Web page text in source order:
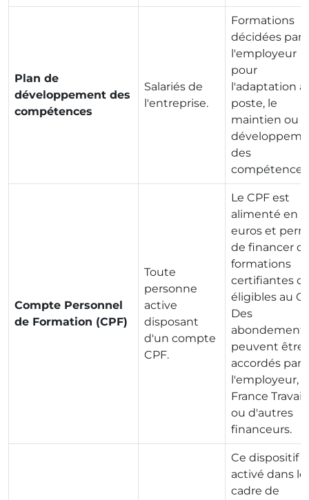
Plan de
développement des
compétences
Salariés de
l'entreprise.
Formations
décidées par
l'employeur
pour
l'adaptation
poste, le
maintien ou
des
Compte Personnel
de Formation (CPF)
Toute
personne
active
disposant
d'un compte
CPF.
Le CPF est
alimenté en
euros et
de financer
formations
certifiantes
éligibles au
Des
peuvent être
accordés par
l'employeur,
France Travail
ou d'autres
financeurs.
Ce dispositif
activé dans le
cadre de